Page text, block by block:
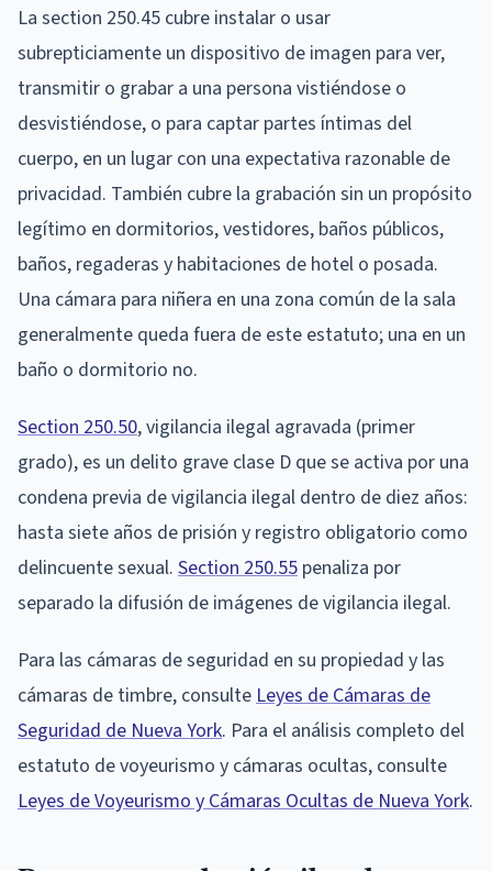
La section 250.45 cubre instalar o usar
subrepticiamente un dispositivo de imagen para ver,
transmitir o grabar a una persona vistiéndose o
desvistiéndose, o para captar partes íntimas del
cuerpo, en un lugar con una expectativa razonable de
privacidad. También cubre la grabación sin un propósito
legítimo en dormitorios, vestidores, baños públicos,
baños, regaderas y habitaciones de hotel o posada.
Una cámara para niñera en una zona común de la sala
generalmente queda fuera de este estatuto; una en un
baño o dormitorio no.
Section 250.50, vigilancia ilegal agravada (primer
grado), es un delito grave clase D que se activa por una
condena previa de vigilancia ilegal dentro de diez años:
hasta siete años de prisión y registro obligatorio como
delincuente sexual. Section 250.55 penaliza por
separado la difusión de imágenes de vigilancia ilegal.
Para las cámaras de seguridad en su propiedad y las
cámaras de timbre, consulte Leyes de Cámaras de
Seguridad de Nueva York. Para el análisis completo del
estatuto de voyeurismo y cámaras ocultas, consulte
Leyes de Voyeurismo y Cámaras Ocultas de Nueva York.